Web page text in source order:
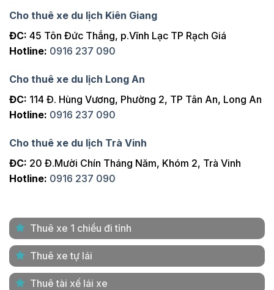
Cho thuê xe du lịch Kiên Giang
ĐC: 45 Tôn Đức Thắng, p.Vĩnh Lạc TP Rạch Giá
Hotline: 0916 237 090
Cho thuê xe du lịch Long An
ĐC: 114 Đ. Hùng Vương, Phường 2, TP Tân An, Long An
Hotline: 0916 237 090
Cho thuê xe du lịch Trà Vinh
ĐC: 20 Đ.Mười Chín Tháng Năm, Khóm 2, Trà Vinh
Hotline: 0916 237 090
Thuê xe 1 chiều đi tỉnh
Thuê xe tự lái
Thuê tài xế lái xe